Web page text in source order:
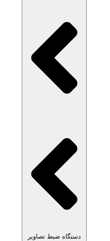
دستگاه ضبط تصاویر